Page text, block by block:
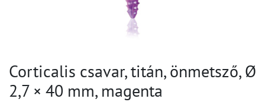
Corticalis csavar, titán, önmetsző, Ø
2,7 × 40 mm, magenta